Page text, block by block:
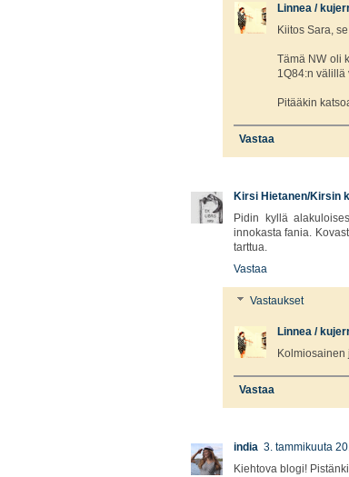
Linnea /
Kiitos Sara,
Tämä NW oli
1Q84:n välillä
Pitääkin
Vastaa
Kirsi Hietanen/Kirsin
Pidin kyllä
innokasta fania.
tarttua.
Vastaa
Vastaukset
Linnea /
Kolmiosainen
Vastaa
india 3. tammikuuta
Kiehtova blogi!